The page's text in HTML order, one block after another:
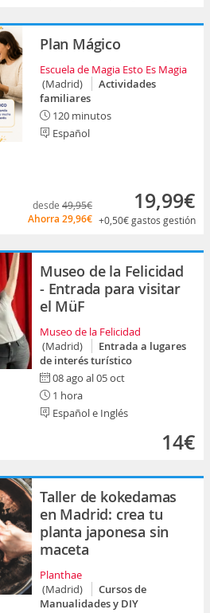
Plan Mágico
Escuela de Magia Esto Es Magia
(Madrid)
Actividades
familiares
120 minutos
Español
desde 49,95€
Ahorra 29,96€
19,99€
+0,50€gastos gestión
Museo de la Felicidad
- Entrada para visitar
el MüF
Museo de la Felicidad
(Madrid)
Entrada a lugares
de interés turístico
08 ago al 05 oct
1 hora
Español e Inglés
14€
Taller de kokedamas
en Madrid: crea tu
planta japonesa sin
maceta
Planthae
(Madrid)
Cursos de
Manualidades y DIY